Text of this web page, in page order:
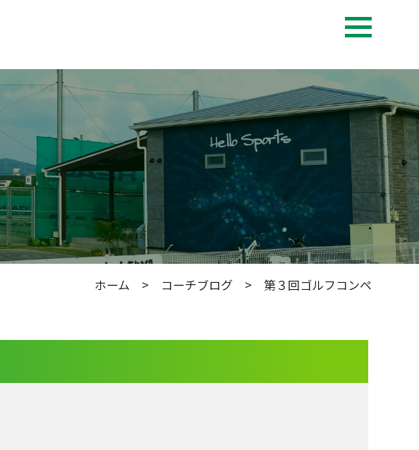
ホーム > コーチブログ > 第３回ゴルフコンペ